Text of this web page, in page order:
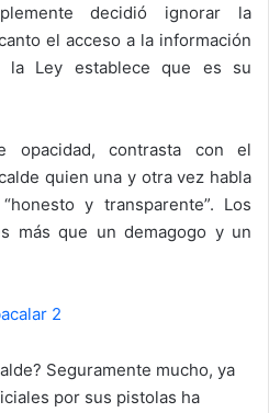
decidió ignorar la
el acceso a la información
Ley establece que es su
opacidad, contrasta con el
quien una y otra vez habla
y transparente”. Los
más que un demagogo y un
Seguramente mucho, ya
por sus pistolas ha